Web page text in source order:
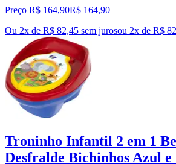
Preço R$ 164,90R$ 164,90
Ou 2x de R$ 82,45 sem jurosou 2x de R$
Troninho Infantil 2 em 1
Desfralde Bichinhos Azul e